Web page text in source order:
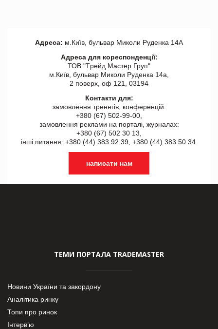
Адреса: м.Київ, бульвар Миколи Руденка 14А
Адреса для кореспонденції:
ТОВ "Tрейд Мастер Груп"
м.Київ, бульвар Миколи Руденка 14а,
2 поверх, оф 121, 03194
Контакти для:
замовлення треннгів, конференцій:
+380 (67) 502-99-00,
замовлення реклами на порталі, журналах:
+380 (67) 502 30 13,
інші питання: +380 (44) 383 92 39, +380 (44) 383 50 34.
написати нам
ТЕМИ ПОРТАЛА TRADEMASTER
Новини України та закордону
Аналітика ринку
Топи про ринок
Інтерв’ю